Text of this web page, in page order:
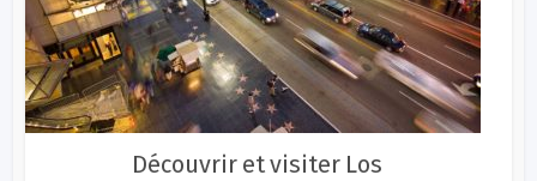
Découvrir et visiter Los